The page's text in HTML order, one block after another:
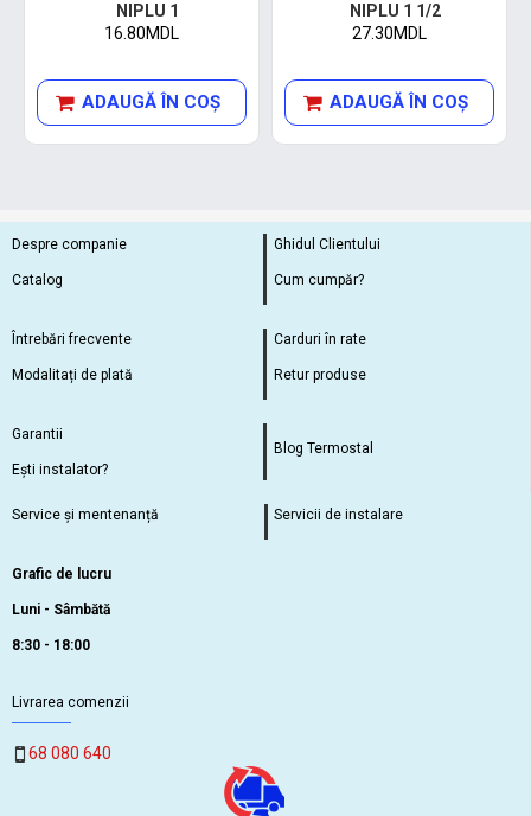
NIPLU 1
16.80MDL
ADAUGĂ ÎN COŞ
NIPLU 1 1/2
27.30MDL
ADAUGĂ ÎN COŞ
Despre companie
Catalog
Ghidul Clientului
Cum cumpăr?
Întrebări frecvente
Modalitați de plată
Carduri în rate
Retur produse
Garantii
Ești instalator?
Blog Termostal
Service și mentenanță Servicii de instalare
Grafic de lucru
Luni - Sâmbătă
8:30 - 18:00
Livrarea comenzii
68 080 640